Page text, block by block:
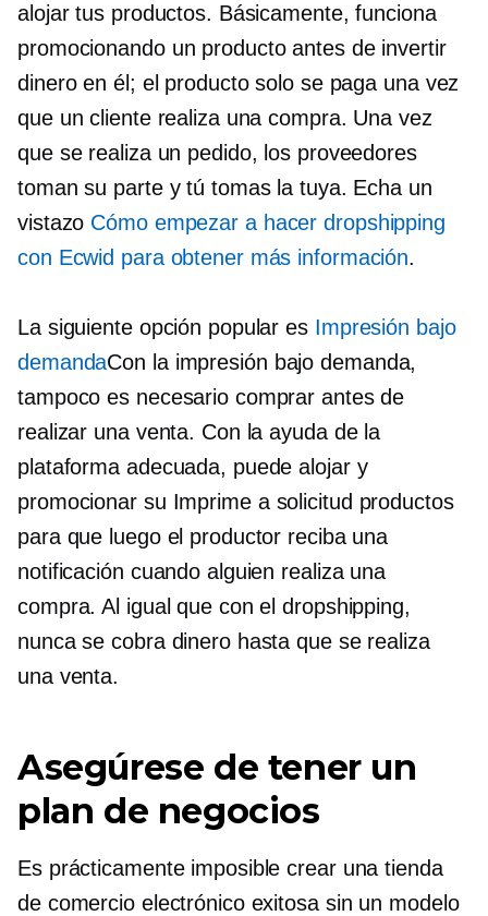
alojar tus productos. Básicamente, funciona
promocionando un producto antes de invertir
dinero en él; el producto solo se paga una vez
que un cliente realiza una compra. Una vez
que se realiza un pedido, los proveedores
toman su parte y tú tomas la tuya. Echa un
vistazo Cómo empezar a hacer dropshipping
con Ecwid para obtener más información.
La siguiente opción popular es Impresión bajo
demandaCon la impresión bajo demanda,
tampoco es necesario comprar antes de
realizar una venta. Con la ayuda de la
plataforma adecuada, puede alojar y
promocionar su Imprime a solicitud productos
para que luego el productor reciba una
notificación cuando alguien realiza una
compra. Al igual que con el dropshipping,
nunca se cobra dinero hasta que se realiza
una venta.
Asegúrese de tener un
plan de negocios
Es prácticamente imposible crear una tienda
de comercio electrónico exitosa sin un modelo